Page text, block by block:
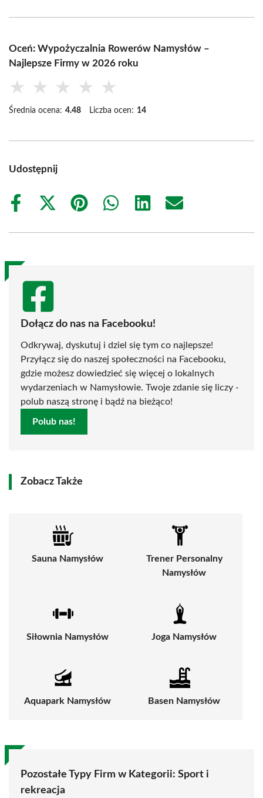
Oceń: Wypożyczalnia Rowerów Namysłów –
Najlepsze Firmy w 2026 roku
★ ★ ★ ★ ★
Średnia ocena: 4.48 Liczba ocen: 14
Udostępnij
Share
Share
(Twitter)
Share
Share
Share
Share
Dołącz do nas na Facebooku!
Odkrywaj, dyskutuj i dziel się tym co najlepsze!
Przyłącz się do naszej społeczności na Facebooku,
gdzie możesz dowiedzieć się więcej o lokalnych
wydarzeniach w Namysłowie. Twoje zdanie się liczy -
polub naszą stronę i bądź na bieżąco!
Polub nas!
Zobacz Także
Sauna Namysłów
Trener Personalny
Namysłów
Siłownia Namysłów Joga Namysłów
Aquapark Namysłów Basen Namysłów
Pozostałe Typy Firm w Kategorii: Sport i
rekreacja